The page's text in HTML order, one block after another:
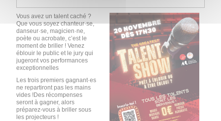
Vous avez un talent caché ?
Que vous soyez chanteur·se,
danseur·se, magicien·ne,
poète ou acrobate, c’est le
moment de briller ! Venez
éblouir le public et le jury qui
jugeront vos performances
exceptionnelles
Les trois premiers gagnant·es
ne repartiront pas les mains
vides !Des récompenses
seront à gagner, alors
préparez-vous à briller sous
les projecteurs !